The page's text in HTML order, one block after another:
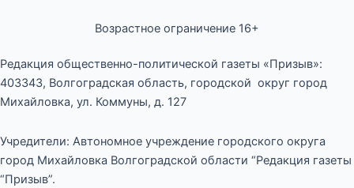
Возрастное ограничение 16+
Редакция общественно-политической газеты «Призыв»:
403343, Волгоградская область, городской округ город
Михайловка, ул. Коммуны, д. 127
Учредители: Автономное учреждение городского округа
город Михайловка Волгоградской области “Редакция газеты
“Призыв”.